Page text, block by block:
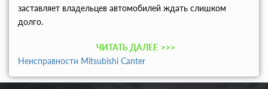
заставляет владельцев автомобилей ждать слишком
долго.
ЧИТАТЬ ДАЛЕЕ >>>
Неисправности Mitsubishi Canter